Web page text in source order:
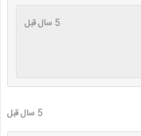
5 سال قبل
5 سال قبل